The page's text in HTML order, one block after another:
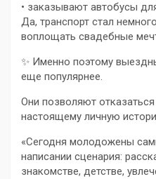
• заказывают автобусы
Да, транспорт стал
воплощать свадебные
✨ Именно поэтому
еще популярнее.
Они позволяют
настоящему личную
«Сегодня молодожены
написании сценария:
знакомстве, детстве,